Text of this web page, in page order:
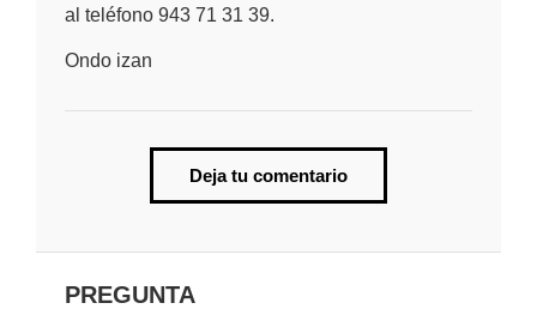
al teléfono 943 71 31 39.
Ondo izan
Deja tu comentario
PREGUNTA